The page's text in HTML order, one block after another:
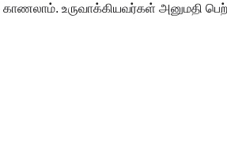
உருவாக்கியவர்கள் அனுமதி